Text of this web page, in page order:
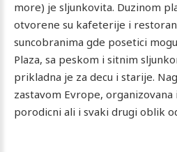
more) je sljunkovita. Duzinom
otvorene su kafeterije i
suncobranima gde posetici
Plaza, sa peskom i sitnim
prikladna je za decu i starije.
zastavom Evrope, organizovana
porodicni ali i svaki drugi oblik